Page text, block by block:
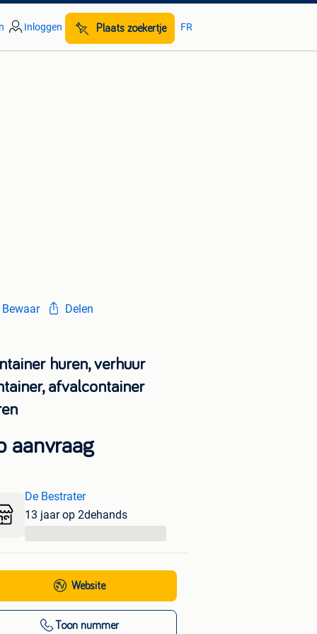
Inloggen Plaats zoekertje FR
Bewaar Delen
huren, verhuur
afvalcontainer
aanvraag
De Bestrater
13 jaar op 2dehands
Website
Toon nummer